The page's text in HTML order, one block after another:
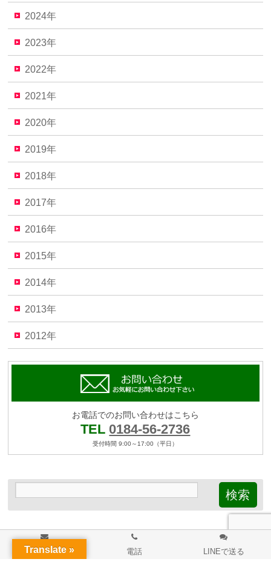
2024年
2023年
2022年
2021年
2020年
2019年
2018年
2017年
2016年
2015年
2014年
2013年
2012年
お電話でのお問い合わせはこちら
TEL 0184-56-2736
受付時間 9:00～17:00（平日）
メール 電話 LINEで送る
Translate »